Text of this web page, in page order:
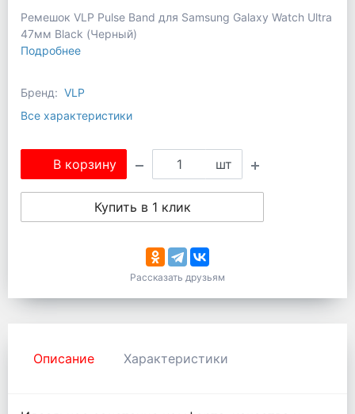
Ремешок VLP Pulse Band для Samsung Galaxy Watch Ultra
47мм Black (Черный)
Подробнее
Бренд: VLP
Все характеристики
В корзину шт
Купить в 1 клик
Рассказать друзьям
Описание Характеристики